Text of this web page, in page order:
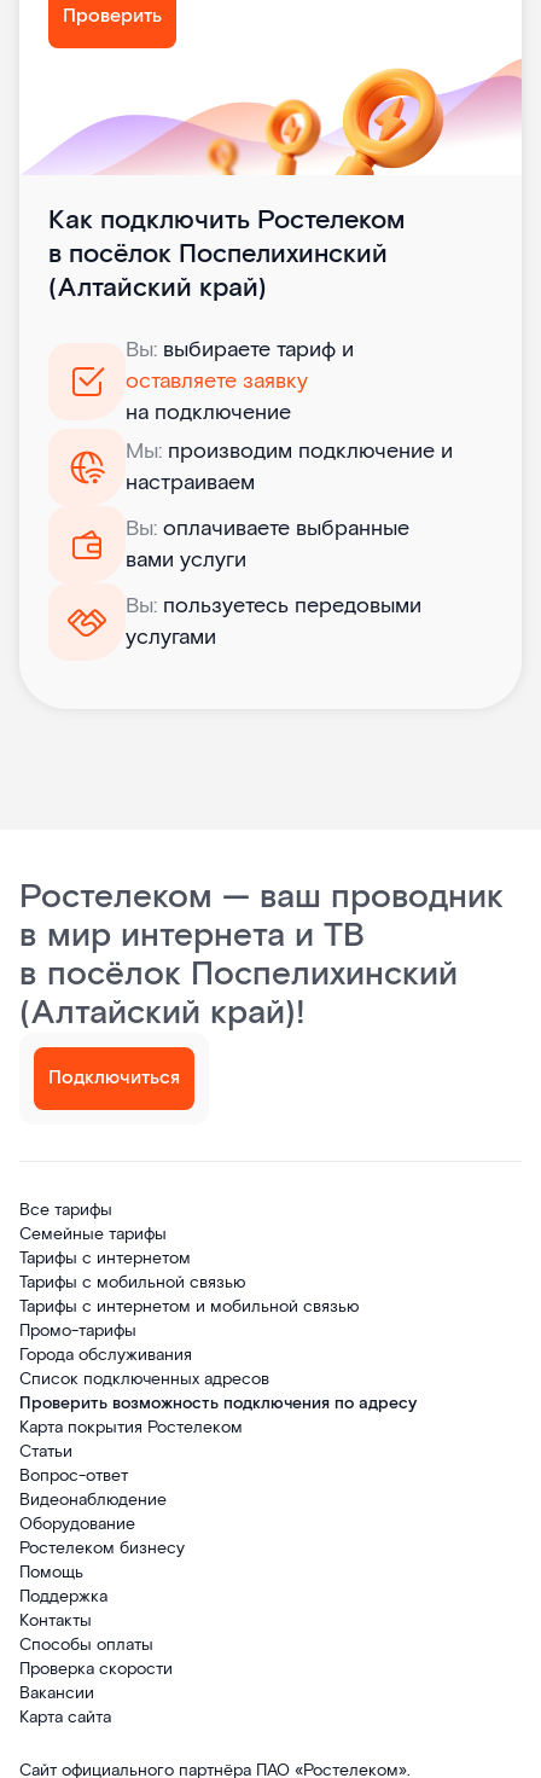
Проверить
Как подключить Ростелеком
в посёлок Поспелихинский
(Алтайский край)
Вы: выбираете тариф и
оставляете заявку
на подключение
Мы: производим подключение и
настраиваем
Вы: оплачиваете выбранные
вами услуги
Вы: пользуетесь передовыми
услугами
Ростелеком — ваш проводник
в мир интернета и ТВ
в посёлок Поспелихинский
(Алтайский край)!
Подключиться
Все тарифы
Семейные тарифы
Тарифы с интернетом
Тарифы с мобильной связью
Тарифы с интернетом и мобильной связью
Промо-тарифы
Города обслуживания
Список подключенных адресов
Проверить возможность подключения по адресу
Карта покрытия Ростелеком
Статьи
Вопрос-ответ
Видеонаблюдение
Оборудование
Ростелеком бизнесу
Помощь
Поддержка
Контакты
Способы оплаты
Проверка скорости
Вакансии
Карта сайта
Сайт официального партнёра ПАО «Ростелеком».